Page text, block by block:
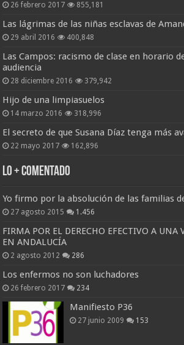
26 febrero 2017 855,181
Las lágrimas de las niñas esclavas de
29 abril 2016 400,848
Las Campos: racismo de clase en horario
audiencia
28 diciembre 2016 379,942
Hijo de una limpiasuelos
14 marzo 2016 318,996
El secreto de que Susana Díaz tenga más
22 mayo 2017 162,896
Lo + Comentado
Yo firmo por la absolución de las familias
27 agosto 2015 1.456
FIRMA POR EL DERECHO EFECTIVO A
EN ANDALUCÍA
2 agosto 2012 286
Los enfermos no son luchadores
26 febrero 2017 234
Manifiesto P36
27 junio 2009 153